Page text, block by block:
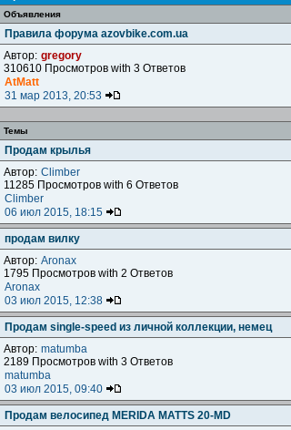
Объявления
Правила форума azovbike.com.ua
Автор: gregory
310610 Просмотров with 3 Ответов
AtMatt
31 мар 2013, 20:53
Темы
Продам крылья
Автор: Climber
11285 Просмотров with 6 Ответов
Climber
06 июл 2015, 18:15
продам вилку
Автор: Aronax
1795 Просмотров with 2 Ответов
Aronax
03 июл 2015, 12:38
Продам single-speed из личной коллекции, немец
Автор: matumba
2189 Просмотров with 3 Ответов
matumba
03 июл 2015, 09:40
Продам велосипед MERIDA MATTS 20-MD